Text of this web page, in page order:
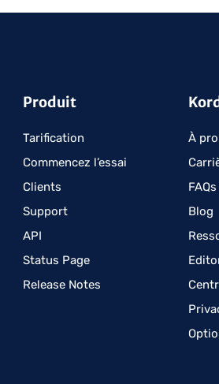
Produit
Tarification
Commencez l’essai
Clients
Support
API
Status Page
Release Notes
À
FAQs
Blog